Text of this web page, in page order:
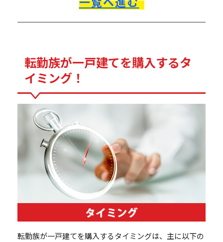
転勤族が一戸建てを購入するタ
イミング！
転勤族が一戸建てを購入するタイミングは、主に以下の